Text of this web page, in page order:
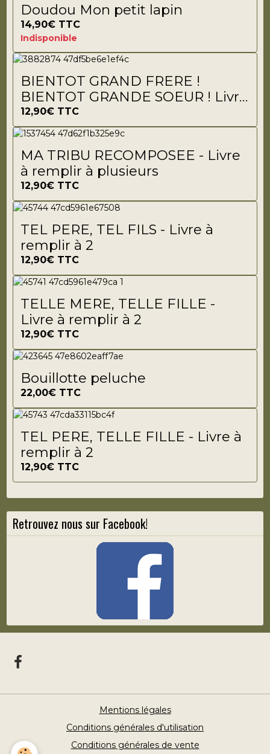
Doudou Mon petit lapin
14,90€ TTC
Indisponible
BIENTOT GRAND FRERE !
BIENTOT GRANDE SOEUR ! Livre
à remplir
12,90€ TTC
MA TRIBU RECOMPOSEE - Livre
à remplir à plusieurs
12,90€ TTC
TEL PERE, TEL FILS - Livre à
remplir à 2
12,90€ TTC
TELLE MERE, TELLE FILLE -
Livre à remplir à 2
12,90€ TTC
Bouillotte peluche
22,00€ TTC
TEL PERE, TELLE FILLE - Livre à
remplir à 2
12,90€ TTC
Retrouvez nous sur Facebook!
Mentions légales
Conditions générales d'utilisation
Conditions générales de vente